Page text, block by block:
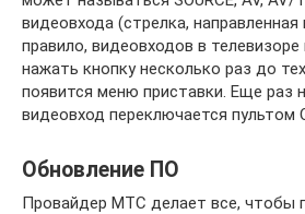
видеовхода (стрелка, направленная
правило, видеовходов в
нажать кнопку несколько раз до
появится меню приставки. Еще раз
видеовход переключается
Обновление ПО
Провайдер МТС делает все, чтобы